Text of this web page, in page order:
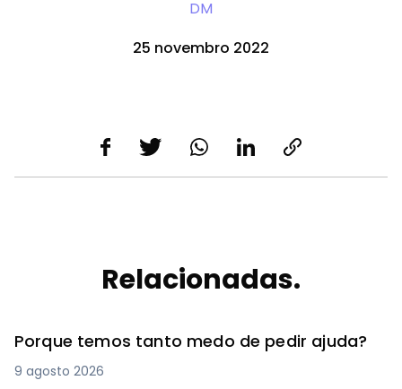
DM
25 novembro 2022
Relacionadas.
Porque temos tanto medo de pedir ajuda?
9 agosto 2026